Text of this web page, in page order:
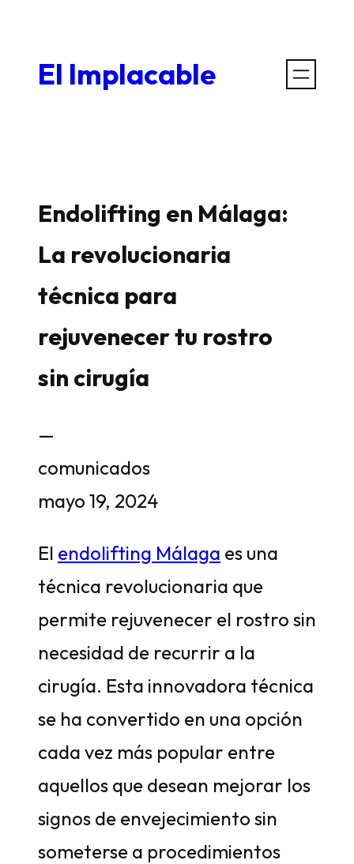
contenido
El Implacable
Endolifting en Málaga:
La revolucionaria
técnica para
rejuvenecer tu rostro
sin cirugía
—
comunicados
mayo 19, 2024
El endolifting Málaga es una
técnica revolucionaria que
permite rejuvenecer el rostro sin
necesidad de recurrir a la
cirugía. Esta innovadora técnica
se ha convertido en una opción
cada vez más popular entre
aquellos que desean mejorar los
signos de envejecimiento sin
someterse a procedimientos